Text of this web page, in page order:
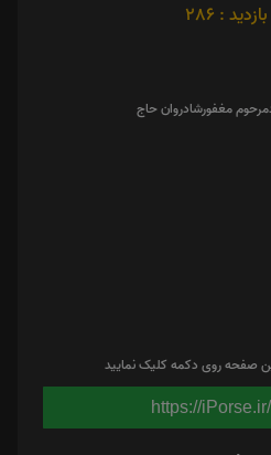
: 286
صفحه روی دکمه کلیک نمایید
https://